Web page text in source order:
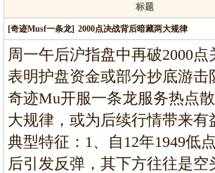
标题
[奇迹Musf一条龙] 2000点决战背后暗藏两大规律
周一午后沪指盘中再破2000
表明护盘资金或部分抄底游
奇迹Mu开服一条龙服务热点
大规律，或为后续行情带来
典型特征：1、自12年1949低
后引发反弹，其下方往往是